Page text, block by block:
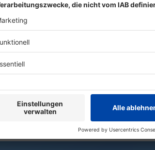
Aber
sich
Leipzig/Halle wurde eine
geht's um Konsequenzen. Ist
oder was muss sich ändern?